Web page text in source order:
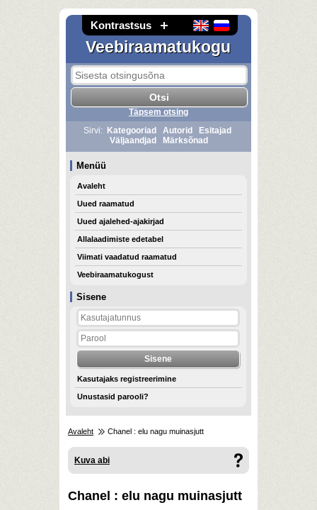
Kontrastsus
Veebiraamatukogu
Sisene
Kasutajaks registreerimine
Unustasid parooli?
Täpsem otsing
Sirvi:
Kategooriad Autorid
Esitajad
Väljaandjad
Märksõnad
Menüü
Avaleht
Uued raamatud
Uued ajalehed-ajakirjad
Allalaadimiste edetabel
Viimati vaadatud raamatud
Veebiraamatukogust
Avaleht Chanel : elu nagu muinasjutt
Kuva abi
Chanel : elu nagu muinasjutt